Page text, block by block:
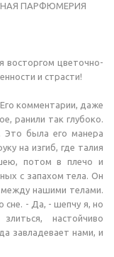
ПАРФЮМЕРИЯ
восторгом цветочно-
и страсти!
комментарии, даже
ранили так глубоко.
была его манера
на изгиб, где талия
потом в плечо и
с запахом тела. Он
между нашими телами.
сне. - Да, - шепчу я, но
настойчиво
завладевает нами, и